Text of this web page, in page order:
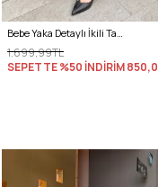
1.699,99TL
SEPETTE %50 İNDİRİM